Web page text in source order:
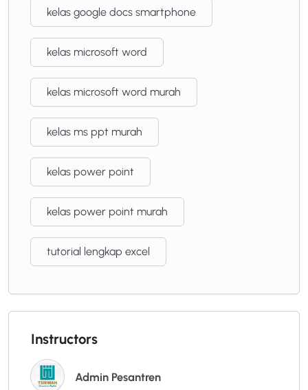
kelas google docs smartphone
kelas microsoft word
kelas microsoft word murah
kelas ms ppt murah
kelas power point
kelas power point murah
tutorial lengkap excel
Instructors
Admin Pesantren